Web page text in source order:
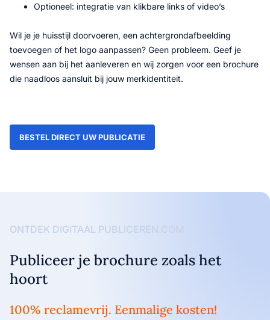
Optioneel: integratie van klikbare links of video’s
Wil je je huisstijl doorvoeren, een achtergrondafbeelding
toevoegen of het logo aanpassen? Geen probleem. Geef je
wensen aan bij het aanleveren en wij zorgen voor een brochure
die naadloos aansluit bij jouw merkidentiteit.
BESTEL DIRECT UW PUBLICATIE
ONTDEK DIGITAAL PUBLICEREN.COM
Publiceer je brochure zoals het
hoort
100% reclamevrij. Eenmalige kosten!